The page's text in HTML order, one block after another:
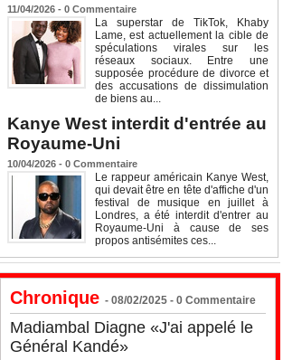
11/04/2026 - 0 Commentaire
La superstar de TikTok, Khaby
Lame, est actuellement la cible de
spéculations virales sur les
réseaux sociaux. Entre une
supposée procédure de divorce et
des accusations de dissimulation
de biens au...
Kanye West interdit d'entrée au
Royaume-Uni
10/04/2026 - 0 Commentaire
Le rappeur américain Kanye West,
qui devait être en tête d'affiche d'un
festival de musique en juillet à
Londres, a été interdit d'entrer au
Royaume-Uni à cause de ses
propos antisémites ces...
Chronique - 08/02/2025 - 0 Commentaire
Madiambal Diagne «J'ai appelé le
Général Kandé»